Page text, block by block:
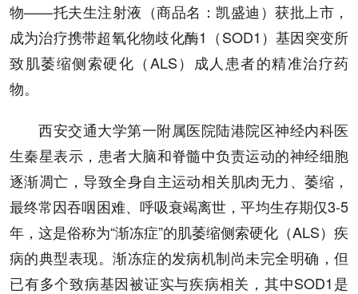
物——托夫生注射液（商品名：凯盛迪）获批上市，
成为治疗携带超氧化物歧化酶1（SOD1）基因突变所
致肌萎缩侧索硬化（ALS）成人患者的精准治疗药
物。
西安交通大学第一附属医院陆港院区神经内科医
生秦星表示，患者大脑和脊髓中负责运动的神经细胞
逐渐凋亡，导致全身自主运动相关肌肉无力、萎缩，
最终常因吞咽困难、呼吸衰竭离世，平均生存期仅3-5
年，这是俗称为“渐冻症”的肌萎缩侧索硬化（ALS）疾
病的典型表现。渐冻症的发病机制尚未完全明确，但
已有多个致病基因被证实与疾病相关，其中SOD1是